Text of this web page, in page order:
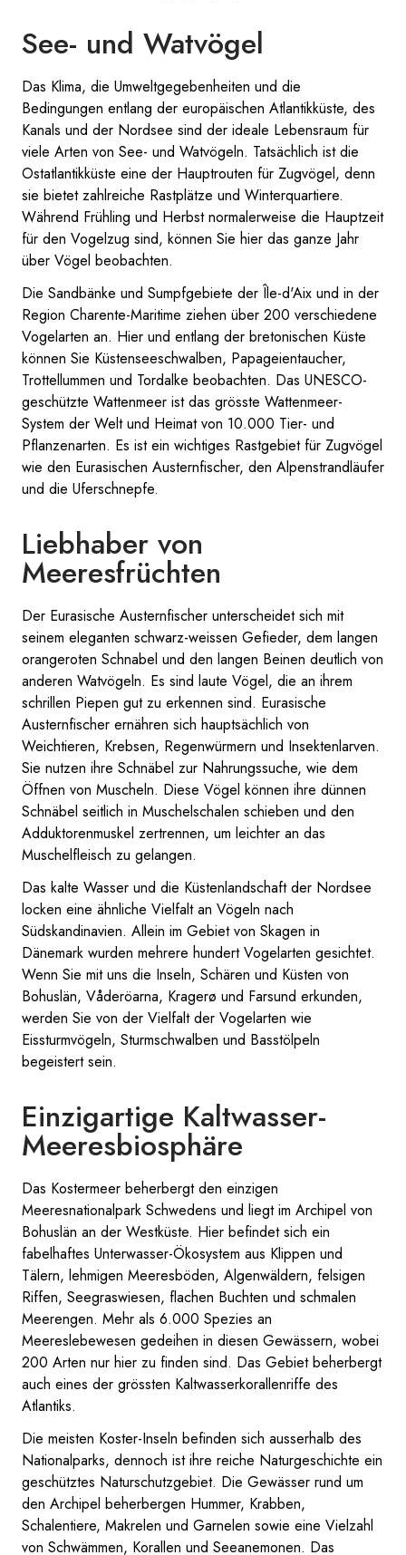
See- und Watvögel
Das Klima, die Umweltgegebenheiten und die
Bedingungen entlang der europäischen Atlantikküste, des
Kanals und der Nordsee sind der ideale Lebensraum für
viele Arten von See- und Watvögeln. Tatsächlich ist die
Ostatlantikküste eine der Hauptrouten für Zugvögel, denn
sie bietet zahlreiche Rastplätze und Winterquartiere.
Während Frühling und Herbst normalerweise die Hauptzeit
für den Vogelzug sind, können Sie hier das ganze Jahr
über Vögel beobachten.
Die Sandbänke und Sumpfgebiete der Île-d'Aix und in der
Region Charente-Maritime ziehen über 200 verschiedene
Vogelarten an. Hier und entlang der bretonischen Küste
können Sie Küstenseeschwalben, Papageientaucher,
Trottellummen und Tordalke beobachten. Das UNESCO-
geschützte Wattenmeer ist das grösste Wattenmeer-
System der Welt und Heimat von 10.000 Tier- und
Pflanzenarten. Es ist ein wichtiges Rastgebiet für Zugvögel
wie den Eurasischen Austernfischer, den Alpenstrandläufer
und die Uferschnepfe.
Liebhaber von
Meeresfrüchten
Der Eurasische Austernfischer unterscheidet sich mit
seinem eleganten schwarz-weissen Gefieder, dem langen
orangeroten Schnabel und den langen Beinen deutlich von
anderen Watvögeln. Es sind laute Vögel, die an ihrem
schrillen Piepen gut zu erkennen sind. Eurasische
Austernfischer ernähren sich hauptsächlich von
Weichtieren, Krebsen, Regenwürmern und Insektenlarven.
Sie nutzen ihre Schnäbel zur Nahrungssuche, wie dem
Öffnen von Muscheln. Diese Vögel können ihre dünnen
Schnäbel seitlich in Muschelschalen schieben und den
Adduktorenmuskel zertrennen, um leichter an das
Muschelfleisch zu gelangen.
Das kalte Wasser und die Küstenlandschaft der Nordsee
locken eine ähnliche Vielfalt an Vögeln nach
Südskandinavien. Allein im Gebiet von Skagen in
Dänemark wurden mehrere hundert Vogelarten gesichtet.
Wenn Sie mit uns die Inseln, Schären und Küsten von
Bohuslän, Våderöarna, Kragerø und Farsund erkunden,
werden Sie von der Vielfalt der Vogelarten wie
Eissturmvögeln, Sturmschwalben und Basstölpeln
begeistert sein.
Einzigartige Kaltwasser-
Meeresbiosphäre
Das Kostermeer beherbergt den einzigen
Meeresnationalpark Schwedens und liegt im Archipel von
Bohuslän an der Westküste. Hier befindet sich ein
fabelhaftes Unterwasser-Ökosystem aus Klippen und
Tälern, lehmigen Meeresböden, Algenwäldern, felsigen
Riffen, Seegraswiesen, flachen Buchten und schmalen
Meerengen. Mehr als 6.000 Spezies an
Meereslebewesen gedeihen in diesen Gewässern, wobei
200 Arten nur hier zu finden sind. Das Gebiet beherbergt
auch eines der grössten Kaltwasserkorallenriffe des
Atlantiks.
Die meisten Koster-Inseln befinden sich ausserhalb des
Nationalparks, dennoch ist ihre reiche Naturgeschichte ein
geschütztes Naturschutzgebiet. Die Gewässer rund um
den Archipel beherbergen Hummer, Krabben,
Schalentiere, Makrelen und Garnelen sowie eine Vielzahl
von Schwämmen, Korallen und Seeanemonen. Das